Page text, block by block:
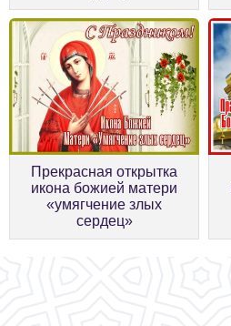
Прекрасная открытка
икона божией матери
«умягчение злых
сердец»